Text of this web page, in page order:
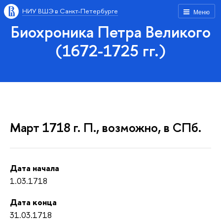
Меню
НИУ ВШЭ в Санкт-Петербурге
Биохроника Петра Великого
(1672-1725 гг.)
Март 1718 г. П., возможно, в СПб.
Дата начала
1.03.1718
Дата конца
31.03.1718